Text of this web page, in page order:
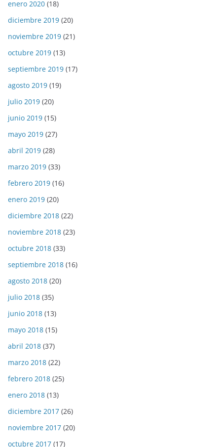
enero 2020 (18)
diciembre 2019 (20)
noviembre 2019 (21)
octubre 2019 (13)
septiembre 2019 (17)
agosto 2019 (19)
julio 2019 (20)
junio 2019 (15)
mayo 2019 (27)
abril 2019 (28)
marzo 2019 (33)
febrero 2019 (16)
enero 2019 (20)
diciembre 2018 (22)
noviembre 2018 (23)
octubre 2018 (33)
septiembre 2018 (16)
agosto 2018 (20)
julio 2018 (35)
junio 2018 (13)
mayo 2018 (15)
abril 2018 (37)
marzo 2018 (22)
febrero 2018 (25)
enero 2018 (13)
diciembre 2017 (26)
noviembre 2017 (20)
octubre 2017 (17)